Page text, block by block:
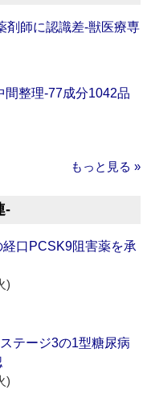
剤師に認識差‐獣医療専
間整理‐77成分1042品
もっと見る »
‐
口PCSK9阻害薬を承
)
テージ3の1型糖尿病
)